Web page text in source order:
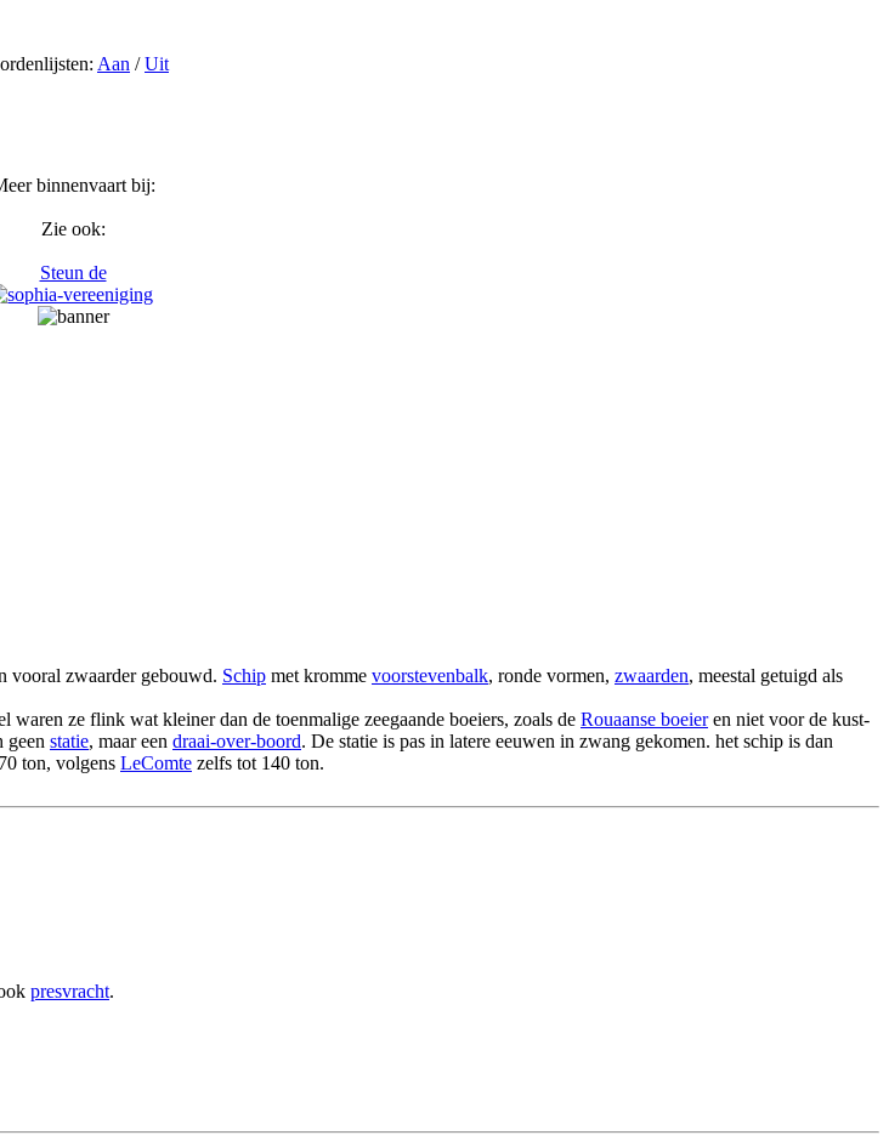
Aan /Uit
binnenvaart bij:
Zie ook:
Steun de
vooral zwaarder gebouwd. Schip met kromme voorstevenbalk, ronde vormen, zwaarden, meestal getuigd als
waren ze flink wat kleiner dan de toenmalige zeegaande boeiers, zoals de Rouaanse boeieren niet voor de kust-
geen statie, maar een draai-over-boord. De statie is pas in latere eeuwen in zwang gekomen. het schip is dan
ton, volgens LeComte zelfs tot 140 ton.
presvracht.